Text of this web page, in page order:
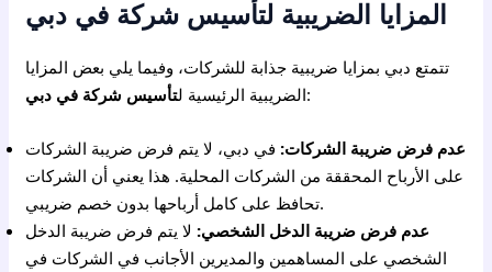
تتمتع دبي بمزايا ضريبية جذابة للشركات، وفيما يلي بعض المزايا
الضريبية الرئيسية لتأسيس شركة في دبي :
عدم فرض ضريبة الشركات: في دبي، لا يتم فرض ضريبة الشركات
على الأرباح المحققة من الشركات المحلية. هذا يعني أن الشركات
تحافظ على كامل أرباحها بدون خصم ضريبي.
عدم فرض ضريبة الدخل الشخصي: لا يتم فرض ضريبة الدخل
الشخصي على المساهمين والمديرين الأجانب في الشركات في